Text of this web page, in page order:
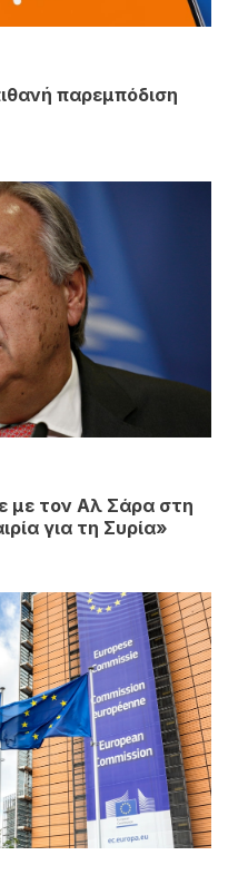
παρεμπόδιση
με τον Αλ Σάρα στη
για τη Συρία»